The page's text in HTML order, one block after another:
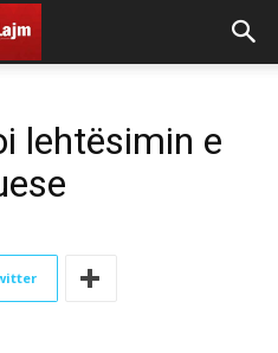
lehtësimin e